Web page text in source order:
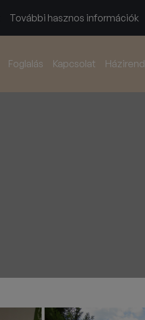
További hasznos információk
Foglalás Kapcsolat Házirend